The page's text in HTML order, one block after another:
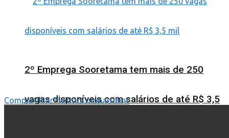
2º Emprega Sooretama tem mais de 250
vagas disponíveis com salários de até R$ 3,5
CompartilharTwittarCompartilhar